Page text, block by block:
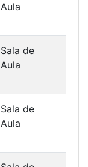
Aula
Sala de
Aula
Sala de
Aula